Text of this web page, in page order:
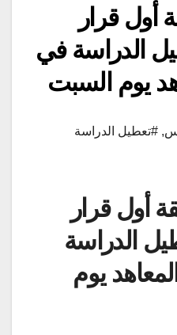
قرار
الدراسة في
يوم السبت
, #تعطيل الدراسة
أول قرار
الدراسة
يوم